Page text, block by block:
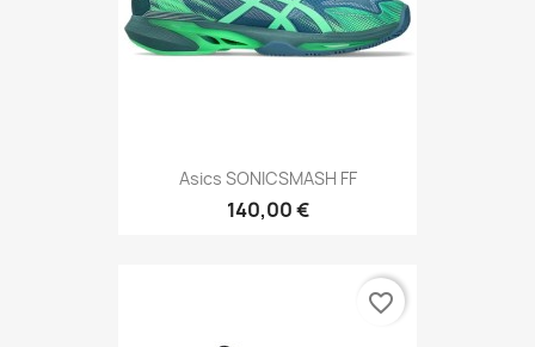
Asics SONICSMASH FF
140,00 €
favorite_border